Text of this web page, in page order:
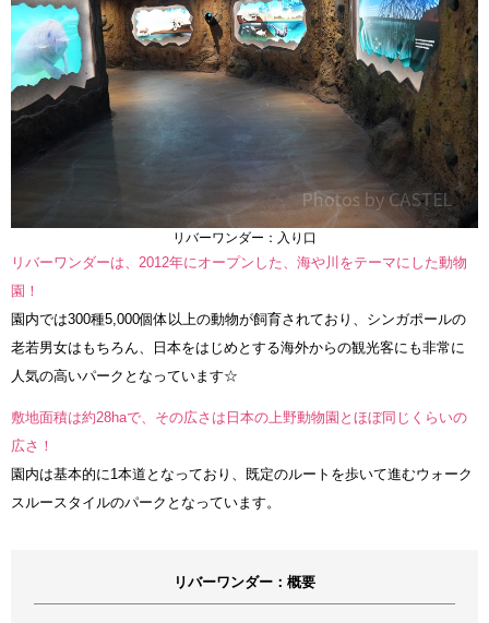
リバーワンダー：入り口
リバーワンダーは、2012年にオープンした、海や川をテーマにした動物
園！
園内では300種5,000個体以上の動物が飼育されており、シンガポールの
老若男女はもちろん、日本をはじめとする海外からの観光客にも非常に
人気の高いパークとなっています☆
敷地面積は約28haで、その広さは日本の上野動物園とほぼ同じくらいの
広さ！
園内は基本的に1本道となっており、既定のルートを歩いて進むウォーク
スルースタイルのパークとなっています。
リバーワンダー：概要